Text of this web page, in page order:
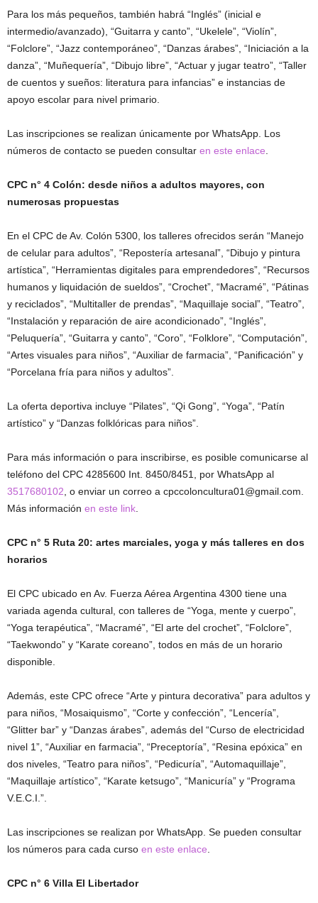
Para los más pequeños, también habrá “Inglés” (inicial e
intermedio/avanzado), “Guitarra y canto”, “Ukelele”, “Violín”,
“Folclore”, “Jazz contemporáneo”, “Danzas árabes”, “Iniciación a la
danza”, “Muñequería”, “Dibujo libre”, “Actuar y jugar teatro”, “Taller
de cuentos y sueños: literatura para infancias” e instancias de
apoyo escolar para nivel primario.
Las inscripciones se realizan únicamente por WhatsApp. Los
números de contacto se pueden consultar en este enlace
CPC n° 4 Colón: desde niños a adultos mayores, con
numerosas propuestas
En el CPC de Av. Colón 5300, los talleres ofrecidos serán “Manejo
de celular para adultos”, “Repostería artesanal”, “Dibujo y pintura
artística”, “Herramientas digitales para emprendedores”, “Recursos
humanos y liquidación de sueldos”, “Crochet”, “Macramé”, “Pátinas
y reciclados”, “Multitaller de prendas”, “Maquillaje social”, “Teatro”,
“Instalación y reparación de aire acondicionado”, “Inglés”,
“Peluquería”, “Guitarra y canto”, “Coro”, “Folklore”, “Computación”,
“Artes visuales para niños”, “Auxiliar de farmacia”, “Panificación” y
“Porcelana fría para niños y adultos”.
La oferta deportiva incluye “Pilates”, “Qi Gong”, “Yoga”, “Patín
artístico” y “Danzas folklóricas para niños”.
Para más información o para inscribirse, es posible comunicarse al
teléfono del CPC 4285600 Int. 8450/8451, por WhatsApp al
3517680102 , o enviar un correo a cpccoloncultura01@gmail.com.
Más información en este link
CPC n° 5 Ruta 20: artes marciales, yoga y más talleres en dos
horarios
El CPC ubicado en Av. Fuerza Aérea Argentina 4300 tiene una
variada agenda cultural, con talleres de “Yoga, mente y cuerpo”,
“Yoga terapéutica”, “Macramé”, “El arte del crochet”, “Folclore”,
“Taekwondo” y “Karate coreano”, todos en más de un horario
disponible.
Además, este CPC ofrece “Arte y pintura decorativa” para adultos y
para niños, “Mosaiquismo”, “Corte y confección”, “Lencería”,
“Glitter bar” y “Danzas árabes”, además del “Curso de electricidad
nivel 1”, “Auxiliar en farmacia”, “Preceptoría”, “Resina epóxica” en
dos niveles, “Teatro para niños”, “Pedicuría”, “Automaquillaje”,
“Maquillaje artístico”, “Karate ketsugo”, “Manicuría” y “Programa
V.E.C.I.”.
Las inscripciones se realizan por WhatsApp. Se pueden consultar
los números para cada curso en este enlace
CPC n° 6 Villa El Libertador